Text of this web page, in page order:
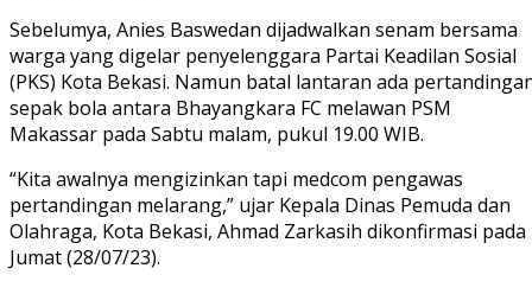
Sebelumya, Anies Baswedan dijadwalkan senam bersama
warga yang digelar penyelenggara Partai Keadilan Sosial
(PKS) Kota Bekasi. Namun batal lantaran ada
sepak bola antara Bhayangkara FC melawan PSM
Makassar pada Sabtu malam, pukul 19.00 WIB.
“Kita awalnya mengizinkan tapi medcom pengawas
pertandingan melarang,” ujar Kepala Dinas Pemuda dan
Olahraga, Kota Bekasi, Ahmad Zarkasih dikonfirmasi pada
Jumat (28/07/23).